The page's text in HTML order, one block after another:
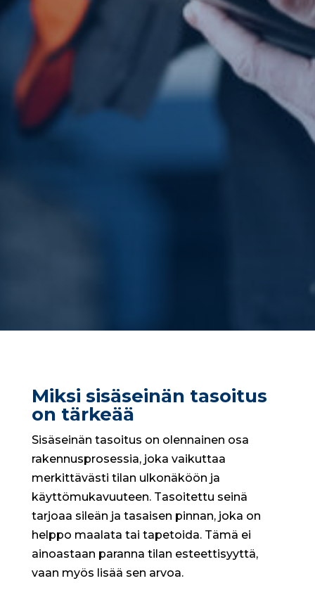
Miksi sisäseinän tasoitus
on tärkeää
Sisäseinän tasoitus on olennainen osa
rakennusprosessia, joka vaikuttaa
merkittävästi tilan ulkonäköön ja
käyttömukavuuteen. Tasoitettu seinä
tarjoaa sileän ja tasaisen pinnan, joka on
helppo maalata tai tapetoida. Tämä ei
ainoastaan paranna tilan esteettisyyttä,
vaan myös lisää sen arvoa.